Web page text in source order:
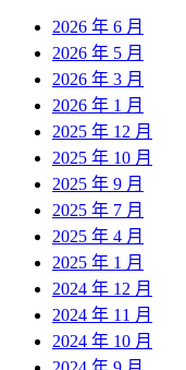
2026 年 6 月
2026 年 5 月
2026 年 3 月
2026 年 1 月
2025 年 12 月
2025 年 10 月
2025 年 9 月
2025 年 7 月
2025 年 4 月
2025 年 1 月
2024 年 12 月
2024 年 11 月
2024 年 10 月